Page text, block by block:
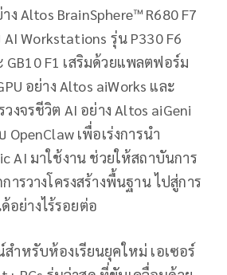
Altos BrainSphere™ R680 F7
Workstations รุ่น P330 F6
GB10 F1 เสริมด้วยแพลตฟอร์ม
อย่าง Altos aiWorks และ
งจรชีวิต AI อย่าง Altos aiGeni
เพื่อเร่งการนำ
AI มาใช้งาน ช่วยให้สถาบันการ
ารวางโครงสร้างพื้นฐาน ไปสู่การ
อย่างไร้รอยต่อ
ำหรับห้องเรียนยุคใหม่ เอเซอร์